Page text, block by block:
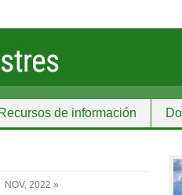
Recursos de información
NOV, 2022 »